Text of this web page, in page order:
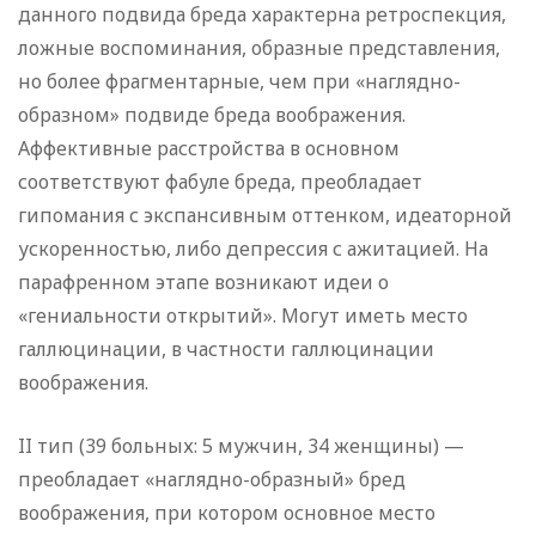
данного подвида бреда характерна ретроспекция,
ложные воспоминания, образные представления,
но более фрагментарные, чем при «наглядно-
образном» подвиде бреда воображения.
Аффективные расстройства в основном
соответствуют фабуле бреда, преобладает
гипомания с экспансивным оттенком, идеаторной
ускоренностью, либо депрессия с ажитацией. На
парафренном этапе возникают идеи о
«гениальности открытий». Могут иметь место
галлюцинации, в частности галлюцинации
воображения.
II тип (39 больных: 5 мужчин, 34 женщины) —
преобладает «наглядно-образный» бред
воображения, при котором основное место